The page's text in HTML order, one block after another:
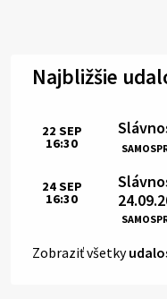
Najbližšie
Čas:
22 SEP
16:30
Čas:
24SEP
16:30
Zobraziť všetky